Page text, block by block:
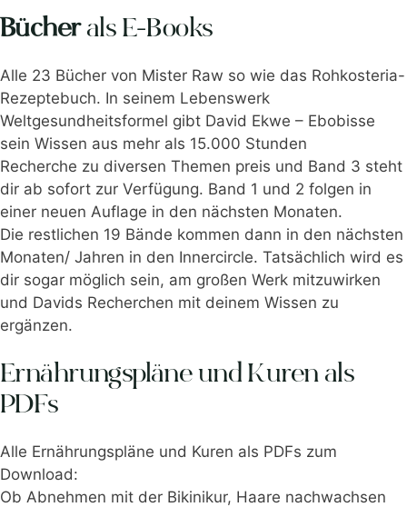
Bücherals E-Books
Alle 23 Bücher von Mister Raw so wie das Rohkosteria-
Rezeptebuch. In seinem Lebenswerk
Weltgesundheitsformel gibt David Ekwe – Ebobisse
sein Wissen aus mehr als 15.000 Stunden
Recherche zu diversen Themen preis und Band 3 steht
dir ab sofort zur Verfügung. Band 1 und 2 folgen in
einer neuen Auflage in den nächsten Monaten.
Die restlichen 19 Bände kommen dann in den nächsten
Monaten/ Jahren in den Innercircle. Tatsächlich wird es
dir sogar möglich sein, am großen Werk mitzuwirken
und Davids Recherchen mit deinem Wissen zu
ergänzen.
Ernährungspläne und Kuren als
PDFs
Alle Ernährungspläne und Kuren als PDFs zum
Download:
Ob Abnehmen mit der Bikinikur, Haare nachwachsen